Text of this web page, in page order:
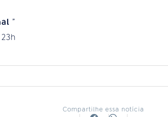
”
Compartilhe essa notícia